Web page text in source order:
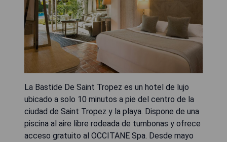
La Bastide De Saint Tropez es un hotel de lujo
ubicado a solo 10 minutos a pie del centro de la
ciudad de Saint Tropez y la playa. Dispone de una
piscina al aire libre rodeada de tumbonas y ofrece
acceso gratuito al OCCITANE Spa. Desde mayo